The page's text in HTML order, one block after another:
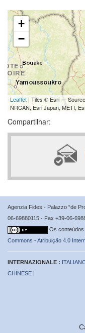
+
−
Leaflet | Tiles © Esri —
NRCAN, Esri Japan, METI,
Compartilhar:
Agenzia Fides - Palazzo “de
06-69880115 - Fax +39-06-
Os conteúdos
Commons - Atribuição 4.0
INTERNAZIONALE :
CHINESE |